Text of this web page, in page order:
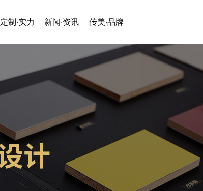
定制·实力 新闻·资讯 传美·品牌